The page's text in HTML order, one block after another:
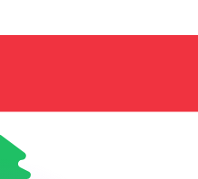
fonctionnalités
d'argent internationaux
des devises,
et transférez de